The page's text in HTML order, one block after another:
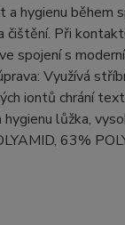
hygienu během
čištění. Při
spojení s
Využívá
iontů chrání
lůžka,
63%